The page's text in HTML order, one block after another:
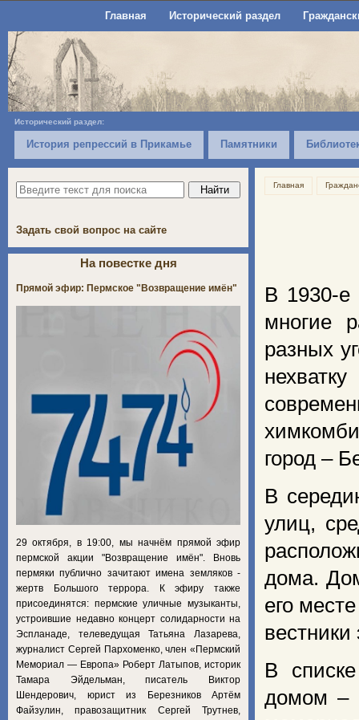
Главная Исторический раздел
Исторический раздел:
История репрессий в Прикамье Памятники
Главная
В 1930-е
многие
разных
город –
В
улиц,
дома.
его
В
домом –
Задать свой вопрос на сайте
На повестке дня
Прямой эфир: Пермское "Возвращение имён"
29 октября, в 19:00, мы начнём прямой эфир
пермской акции "Возвращение имён". Вновь
пермяки публично зачитают имена земляков -
жертв Большого террора. К эфиру также
присоединятся: пермские уличные музыканты,
устроившие недавно концерт солидарности на
Эспланаде, телеведущая Татьяна Лазарева,
журналист Сергей Пархоменко, член «Пермский
Мемориал — Европа» Роберт Латыпов, историк
Тамара Эйдельман, писатель Виктор
Шендерович, юрист из Березников Артём
Файзулин, правозащитник Сергей Трутнев,